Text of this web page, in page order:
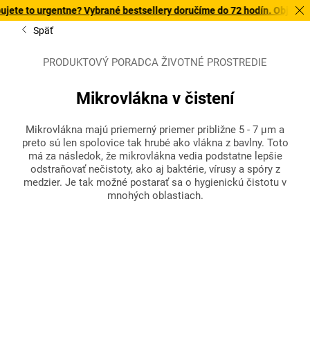
to urgentne? Vybrané bestsellery doručíme do 72 hodín. Objavte
Späť
PRODUKTOVÝ PORADCA ŽIVOTNÉ PROSTREDIE
Mikrovlákna v čistení
Mikrovlákna majú priemerný priemer približne 5 - 7 µm a
preto sú len spolovice tak hrubé ako vlákna z bavlny. Toto
má za následok, že mikrovlákna vedia podstatne lepšie
odstraňovať nečistoty, ako aj baktérie, vírusy a spóry z
medzier. Je tak možné postarať sa o hygienickú čistotu v
mnohých oblastiach.